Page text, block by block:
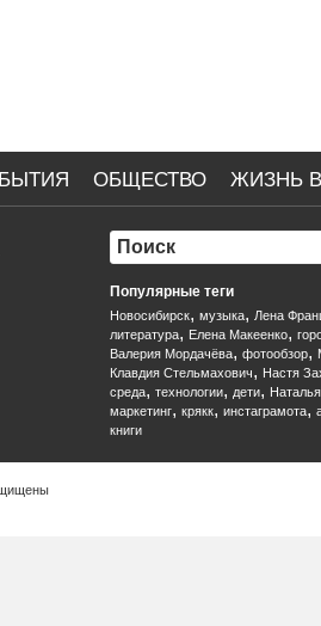
ОБЩЕСТВО ЖИЗНЬ
Популярные теги
Новосибирск, музыка, Лена
литература, Елена Макеенко,
Валерия Мордачёва, фотообзор,
Клавдия Стельмахович, Настя
среда, технологии, дети,
маркетинг, крякк, инстаграмота,
книги